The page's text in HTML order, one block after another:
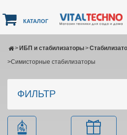
КАТАЛОГ
ИБП и стабилизаторы
>
>
Симисторные стабилизаторы
>
ФИЛЬТР